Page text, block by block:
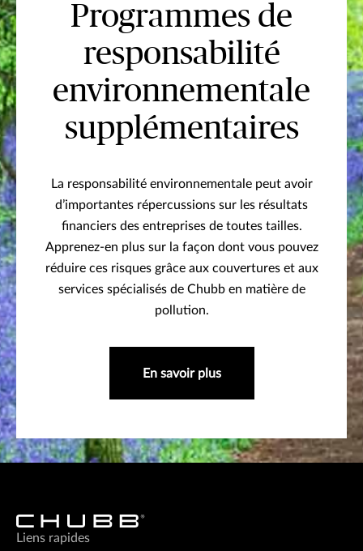
Programmes de
responsabilité
environnementale
supplémentaires
La responsabilité environnementale peut avoir
d’importantes répercussions sur les résultats
financiers des entreprises de toutes tailles.
Apprenez-en plus sur la façon dont vous pouvez
réduire ces risques grâce aux couvertures et aux
services spécialisés de Chubb en matière de
pollution.
En savoir plus
Liens rapides